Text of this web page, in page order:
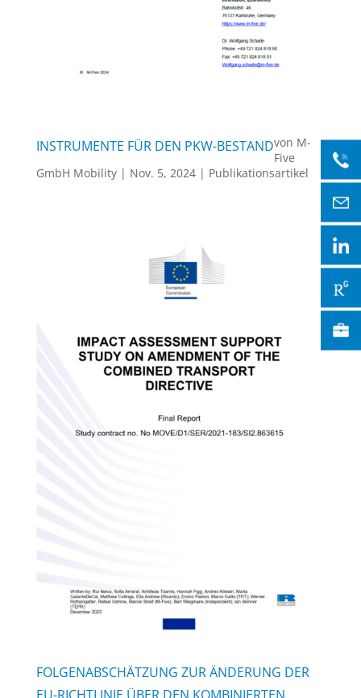
INSTRUMENTE FÜR DEN PKW-BESTANDvon M-
Five
GmbH Mobility| Nov. 5, 2024| Publikationsartikel
FOLGENABSCHÄTZUNG ZUR ÄNDERUNG DER
EU-RICHTLINIE ÜBER DEN KOMBINIERTEN